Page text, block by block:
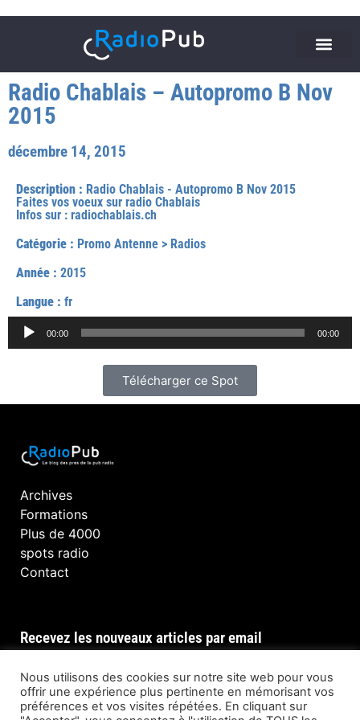
Radio Chablais – Autopromo B Nov
2015
décembre 14, 2015
Description : Radio Chablais - Autopromo B Nov 2015
Faites vos voeux sur radio Chablais
Infos sur : radiochablais.ch
Catégorie : Promo Antenne > Radios
Année : 2015
Langue : fr
Lecteur
audio
00:00 00:00
Télécharger ce Spot
Archives
Formations
Plus de 4000
spots radio
Contact
Recevez les nouveaux articles par email
Nous utilisons des cookies sur notre site web pour vous
offrir une expérience plus pertinente en mémorisant vos
préférences et vos visites répétées. En cliquant sur